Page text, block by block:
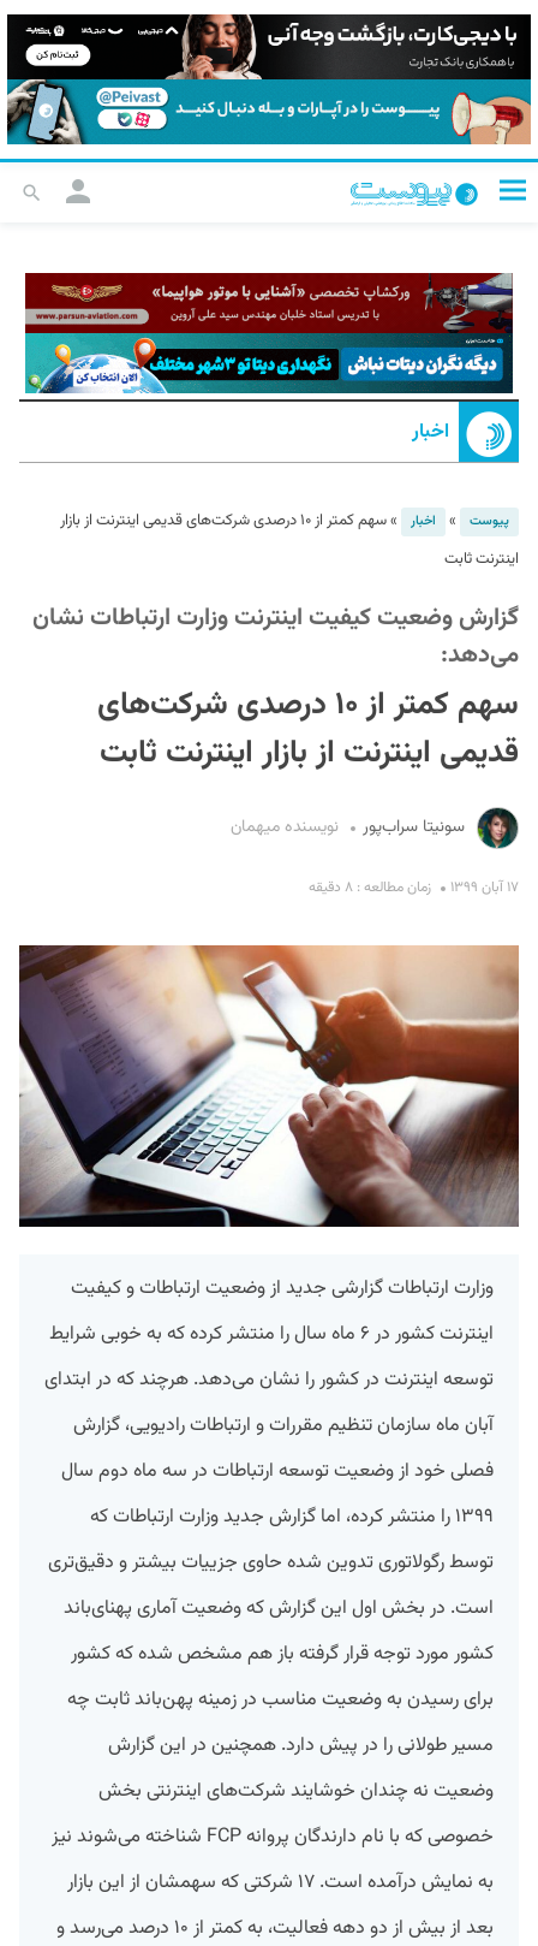
اخبار
پیوست » اخبار »
سهم کمتر از ۱۰ درصدی شرکت‌های قدیمی اینترنت از بازار
اینترنت ثابت
گزارش وضعیت کیفیت اینترنت وزارت ارتباطات نشان
می‌دهد:
سهم کمتر از ۱۰ درصدی شرکت‌های
قدیمی اینترنت از بازار اینترنت ثابت
سونیتا سراب‌پور نویسنده میهمان
۱۷ آبان ۱۳۹۹ زمان مطالعه : ۸ دقیقه
وزارت ارتباطات گزارشی جدید از وضعیت ارتباطات و کیفیت
اینترنت کشور در ۶ ماه سال را منتشر کرده که به خوبی شرایط
توسعه اینترنت در کشور را نشان می‌دهد. هرچند که در ابتدای
آبان‌ ماه سازمان تنظیم مقررات و ارتباطات رادیویی، گزارش
فصلی خود از وضعیت توسعه ارتباطات در سه ماه دوم سال
۱۳۹۹ را منتشر کرده، اما گزارش جدید وزارت ارتباطات که
توسط رگولاتوری تدوین شده حاوی جزییات بیشتر و دقیق‌تری
است. در بخش اول این گزارش که وضعیت آماری پهنای‌باند
کشور مورد توجه قرار گرفته باز هم مشخص شده که کشور
برای رسیدن به وضعیت مناسب در زمینه پهن‌باند ثابت چه
مسیر طولانی را در پیش دارد. همچنین در این گزارش
وضعیت نه چندان خوشایند شرکت‌های اینترنتی بخش
خصوصی که با نام دارندگان پروانه FCP شناخته می‌شوند نیز
به نمایش درآمده است. ۱۷ شرکتی که سهمشان از این بازار
بعد از بیش از دو دهه فعالیت، به کمتر از ۱۰ درصد می‌رسد و